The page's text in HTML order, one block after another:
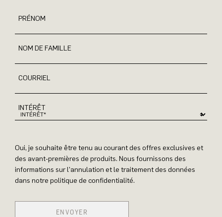
PRÉNOM
NOM DE FAMILLE
COURRIEL
INTÉRÊT
Oui, je souhaite être tenu au courant des offres exclusives et
des avant-premières de produits. Nous fournissons des
informations sur l'annulation et le traitement des données
dans notre politique de confidentialité.
ENVOYER